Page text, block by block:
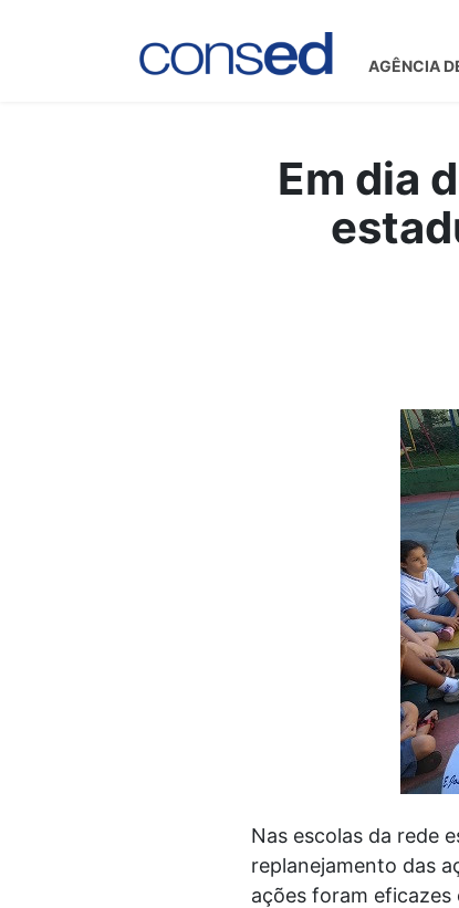
AGÊNCIA
Em dia
Nas escolas da rede
replanejamento das
ações foram eficazes